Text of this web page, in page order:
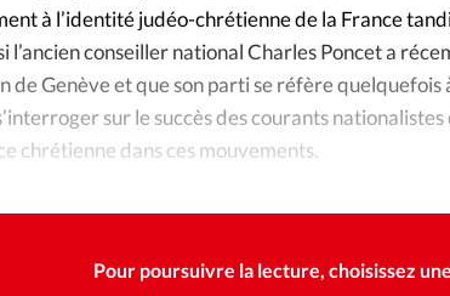
Intérieure
à l’identité judéo-chrétienne de la France
l’ancien conseiller national Charles Poncet a
de Genève et que son parti se réfère
sur le succès des courants
chrétienne dans ces mouvements.
Pour poursuivre la lecture, choisissez